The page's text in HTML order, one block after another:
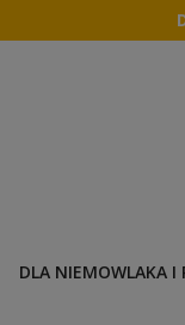
DLA NIEMOWLAKA